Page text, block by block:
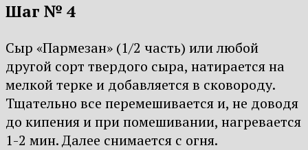
Шаг № 4
Сыр «Пармезан» (1/2 часть) или любой
другой сорт твердого сыра, натирается на
мелкой терке и добавляется в сковороду.
Тщательно все перемешивается и, не доводя
до кипения и при помешивании, нагревается
1-2 мин. Далее снимается с огня.